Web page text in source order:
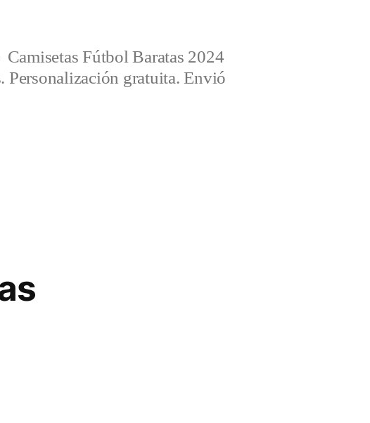
Camisetas Fútbol Baratas 2024
Personalización gratuita. Envió